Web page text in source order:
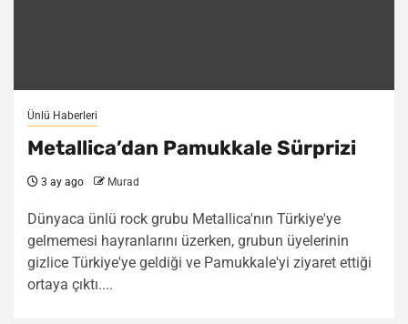
Ünlü Haberleri
Metallica’dan Pamukkale Sürprizi
3 ay ago Murad
Dünyaca ünlü rock grubu Metallica'nın Türkiye'ye
gelmemesi hayranlarını üzerken, grubun üyelerinin
gizlice Türkiye'ye geldiği ve Pamukkale'yi ziyaret ettiği
ortaya çıktı....